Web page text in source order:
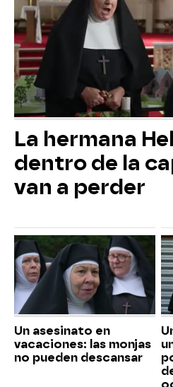
La hermana
dentro de la
van a perder
Un asesinato en
vacaciones: las monjas
no pueden descansar